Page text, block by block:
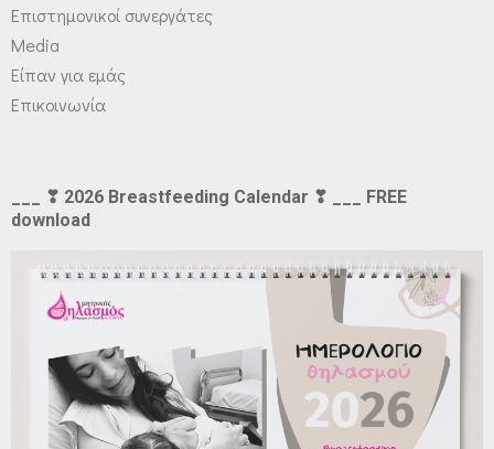
Επιστημονικοί συνεργάτες
Media
Είπαν για εμάς
Επικοινωνία
___ ❣ 2026 Breastfeeding Calendar ❣ ___ FREE
download